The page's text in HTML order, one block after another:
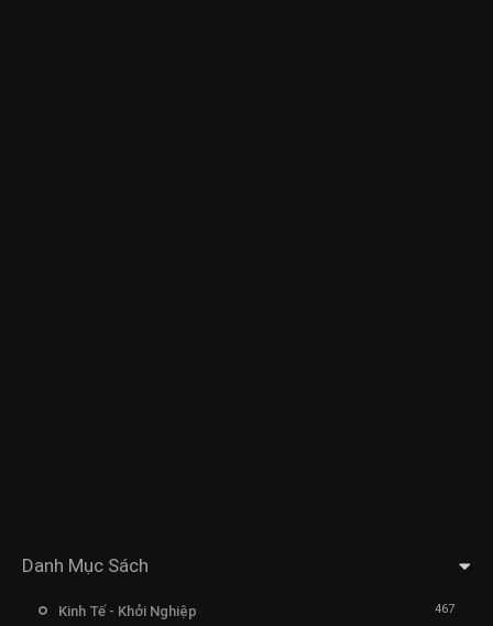
Danh Mục Sách
Kinh Tế - Khởi Nghiệp 467